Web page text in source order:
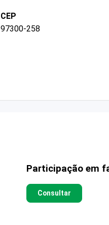
CEP
97300-258
Participação em
Consultar